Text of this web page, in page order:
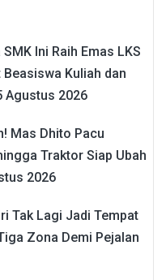
Ini Raih Emas LKS
Kuliah dan
Agustus 2026
Mas Dhito Pacu
Traktor Siap Ubah
2026
Tak Lagi Jadi Tempat
Zona Demi Pejalan